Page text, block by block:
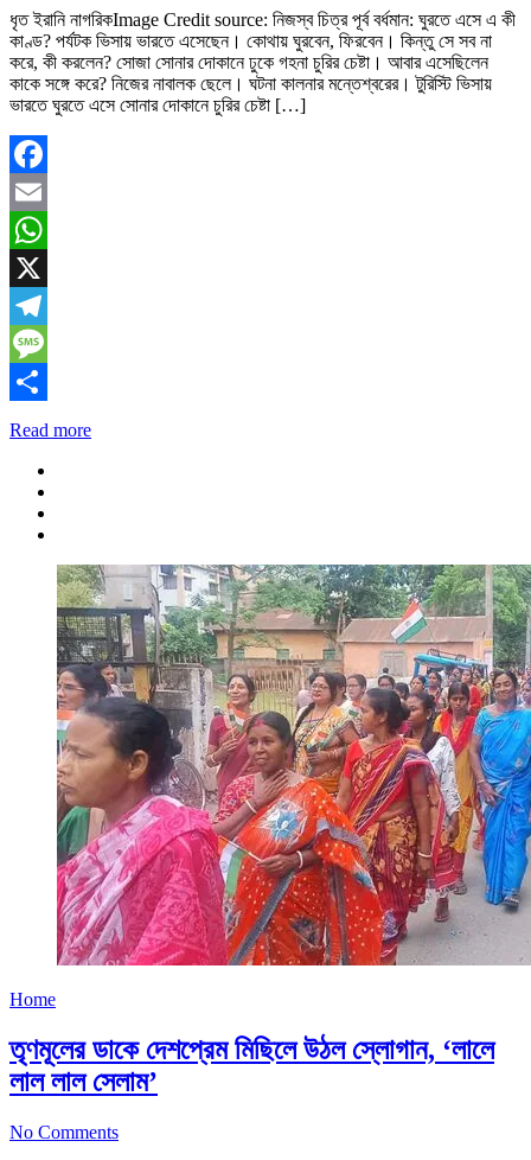
ধৃত ইরানি নাগরিকImage Credit source: নিজস্ব চিত্র পূর্ব বর্ধমান: ঘুরতে এসে এ কী
কাণ্ড? পর্যটক ভিসায় ভারতে এসেছেন। কোথায় ঘুরবেন, ফিরবেন। কিন্তু সে সব না
করে, কী করলেন? সোজা সোনার দোকানে ঢুকে গহনা চুরির চেষ্টা। আবার এসেছিলেন
কাকে সঙ্গে করে? নিজের নাবালক ছেলে। ঘটনা কালনার মন্তেশ্বরের। টুরিস্টি ভিসায়
ভারতে ঘুরতে এসে সোনার দোকানে চুরির চেষ্টা […]
Facebook
Email
WhatsApp
X
Telegram
Message
Share
Read more
Home
তৃণমূলের ডাকে দেশপ্রেম মিছিলে উঠল স্লোগান, ‘লালে
লাল লাল সেলাম’
No Comments